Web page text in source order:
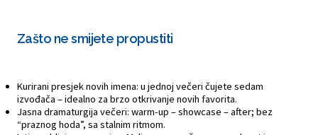
Zašto ne smijete propustiti
Kurirani presjek novih imena: u jednoj večeri čujete sedam
izvođača – idealno za brzo otkrivanje novih favorita.
Jasna dramaturgija večeri: warm-up – showcase – after; bez
“praznog hoda”, sa stalnim ritmom.